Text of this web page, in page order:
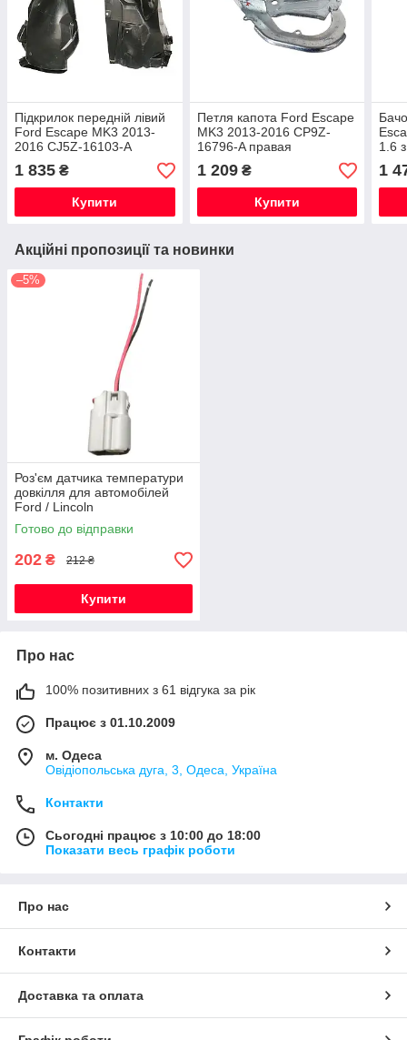
Підкрилок передній лівий
Ford Escape MK3 2013-
2016 CJ5Z-16103-A
1 835 ₴
Купити
Петля капота Ford Escape
MK3 2013-2016 CP9Z-
16796-A правая
1 209₴
Купити
1.6
1
Акційні пропозиції та новинки
–5%
Роз'єм датчика температури
довкілля для автомобілей
Ford / Lincoln
Готово до відправки
202 ₴ 212 ₴
Купити
Про нас
100% позитивних з 61 відгука за рік
Працює з 01.10.2009
м. Одеса
Овідіопольська дуга, 3, Одеса, Україна
Контакти
Сьогодні працює з 10:00 до 18:00
Показати весь графік роботи
Про нас
Контакти
Доставка та оплата